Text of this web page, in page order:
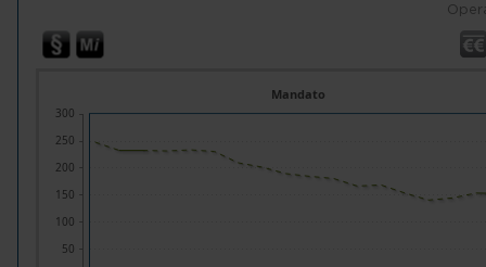
Mandato
50
100
150
200
250
300